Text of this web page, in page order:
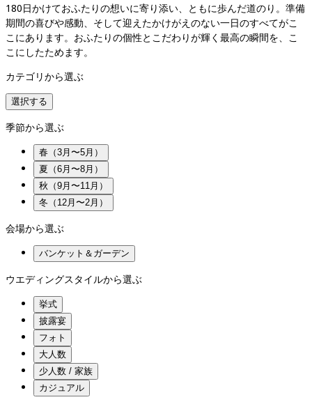
180日かけておふたりの想いに寄り添い、ともに歩んだ道のり。準備
期間の喜びや感動、そして迎えたかけがえのない一日のすべてがこ
こにあります。おふたりの個性とこだわりが輝く最高の瞬間を、こ
こにしたためます。
カテゴリから選ぶ
選択する
季節から選ぶ
春（3月〜5月）
夏（6月〜8月）
秋（9月〜11月）
冬（12月〜2月）
会場から選ぶ
バンケット＆ガーデン
ウエディングスタイルから選ぶ
挙式
披露宴
フォト
大人数
少人数 / 家族
カジュアル